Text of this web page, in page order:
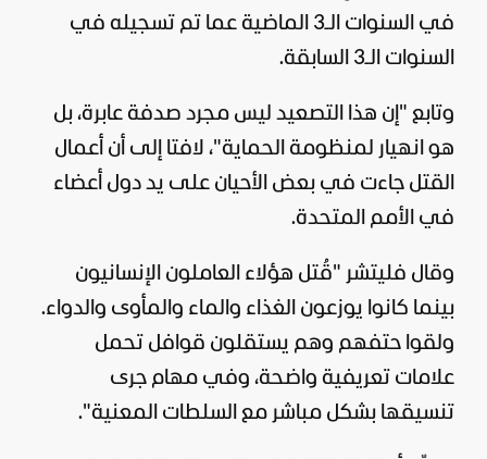
في السنوات الـ3 الماضية عما تم تسجيله في
السنوات الـ3 السابقة.
وتابع "إن هذا التصعيد ليس مجرد صدفة عابرة، بل
هو انهيار لمنظومة الحماية"، لافتا إلى أن أعمال
القتل جاءت في بعض الأحيان على يد دول أعضاء
في الأمم المتحدة.
وقال فليتشر "قُتل هؤلاء العاملون الإنسانيون
بينما كانوا يوزعون الغذاء والماء والمأوى والدواء.
ولقوا حتفهم وهم يستقلون قوافل تحمل
علامات تعريفية واضحة، وفي مهام جرى
تنسيقها بشكل مباشر مع السلطات المعنية".